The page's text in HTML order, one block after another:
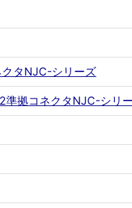
タNJC-シリーズ
準拠コネクタNJC-シリ